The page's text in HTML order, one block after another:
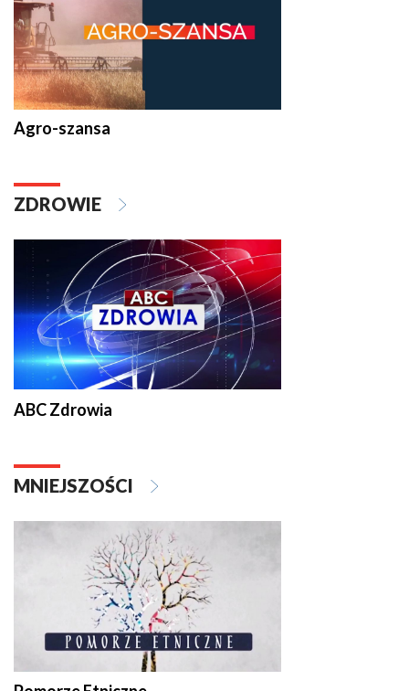
Agro-szansa
ZDROWIE
ABC Zdrowia
MNIEJSZOŚCI